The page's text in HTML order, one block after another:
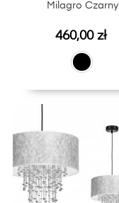
Milagro Czarny
Cena
460,00 zł